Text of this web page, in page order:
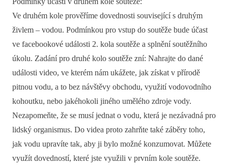
Ve druhém kole prověříme dovednosti související s druhým
živlem – vodou. Podmínkou pro vstup do soutěže bude účast
ve facebookové události 2. kola soutěže a splnění soutěžního
úkolu. Zadání pro druhé kolo soutěže zní: Nahrajte do dané
události video, ve kterém nám ukážete, jak získat v přírodě
pitnou vodu, a to bez návštěvy obchodu, využití vodovodního
kohoutku, nebo jakéhokoli jiného umělého zdroje vody.
Nezapomeňte, že se musí jednat o vodu, která je nezávadná pro
lidský organismus. Do videa proto zahrňte také záběry toho,
jak vodu upravíte tak, aby ji bylo možné konzumovat. Můžete
využít dovedností, které jste využili v prvním kole soutěže.